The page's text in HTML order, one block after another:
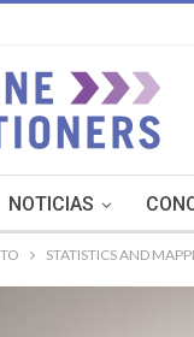
NOTICIAS
STATISTICS AND